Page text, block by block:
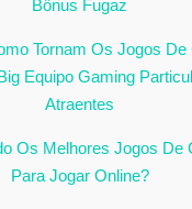
Bônus Fugaz
Tornam Os Jogos De
Equipo Gaming
Atraentes
Os Melhores Jogos De
Para Jogar Online?